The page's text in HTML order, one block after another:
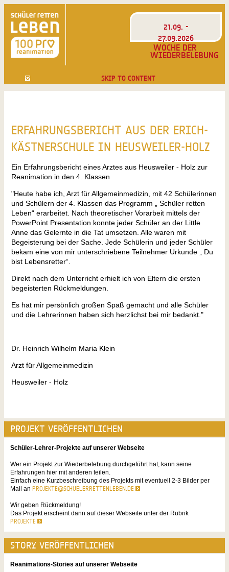
21.09. -
27.09.2026
WOCHE DER
WIEDERBELEBUNG
SKIP TO CONTENT
ERFAHRUNGSBERICHT AUS DER ERICH-
KÄSTNERSCHULE IN HEUSWEILER-HOLZ
Ein Erfahrungsbericht eines Arztes aus Heusweiler - Holz zur
Reanimation in den 4. Klassen
"Heute habe ich, Arzt für Allgemeinmedizin, mit 42 Schülerinnen
und Schülern der 4. Klassen das Programm „ Schüler retten
Leben“ erarbeitet. Nach theoretischer Vorarbeit mittels der
PowerPoint Presentation konnte jeder Schüler an der Little
Anne das Gelernte in die Tat umsetzen. Alle waren mit
Begeisterung bei der Sache. Jede Schülerin und jeder Schüler
bekam eine von mir unterschriebene Teilnehmer Urkunde „ Du
bist Lebensretter“.
Direkt nach dem Unterricht erhielt ich von Eltern die ersten
begeisterten Rückmeldungen.
Es hat mir persönlich großen Spaß gemacht und alle Schüler
und die Lehrerinnen haben sich herzlichst bei mir bedankt."
Dr. Heinrich Wilhelm Maria Klein
Arzt für Allgemeinmedizin
Heusweiler - Holz
PROJEKT VERÖFFENTLICHEN
Schüler-Lehrer-Projekte auf unserer Webseite
Wer ein Projekt zur Wiederbelebung durchgeführt hat, kann seine
Erfahrungen hier mit anderen teilen.
Einfach eine Kurzbeschreibung des Projekts mit eventuell 2-3 Bilder per
Mail an PROJEKTE@SCHUELERRETTENLEBEN.DE
Wir geben Rückmeldung!
Das Projekt erscheint dann auf dieser Webseite unter der Rubrik
PROJEKTE
STORY VERÖFFENTLICHEN
Reanimations-Stories auf unserer Webseite